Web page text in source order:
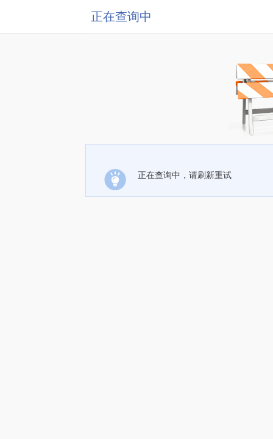
正在查询中
正在查询中，请刷新重试